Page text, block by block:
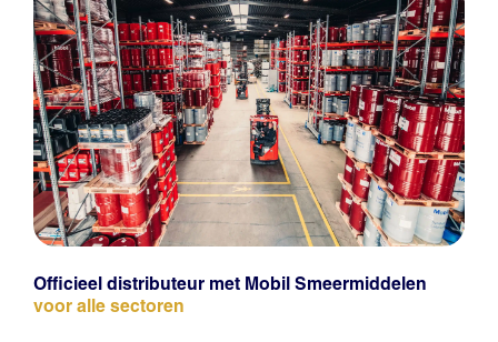
Officieel distributeur met Mobil Smeermiddelen
voor alle sectoren